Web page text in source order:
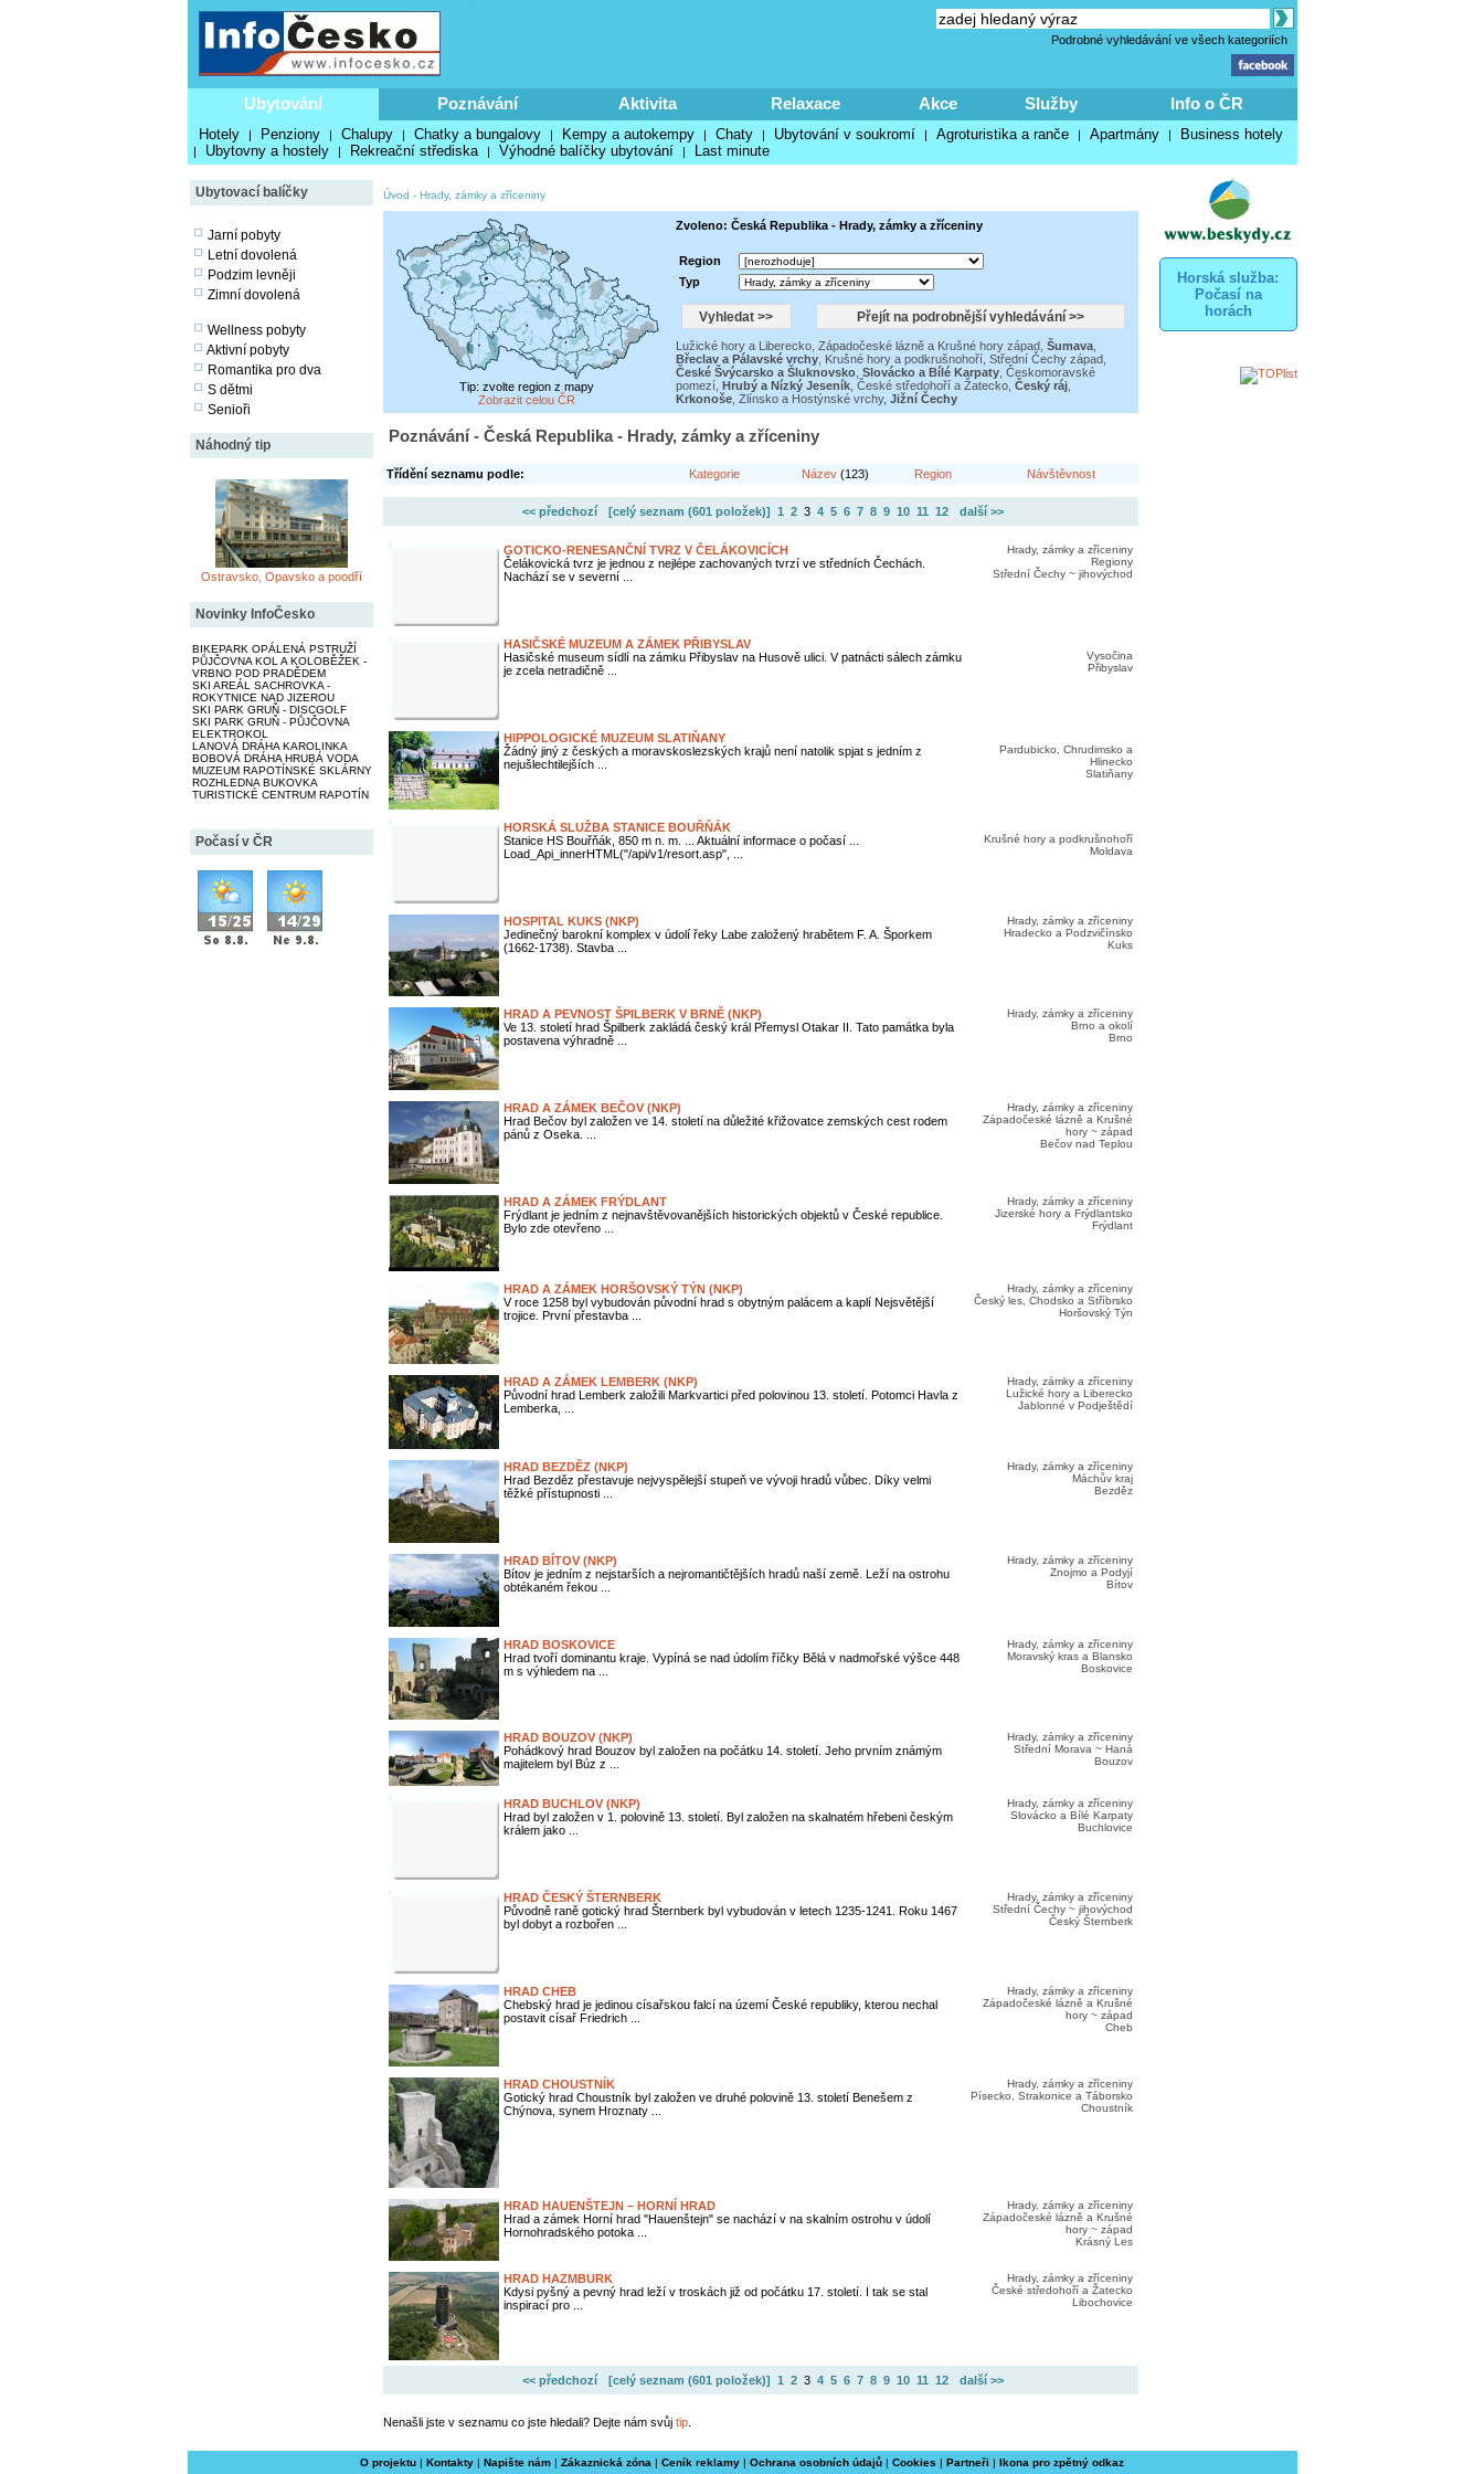
Podrobné vyhledávání ve všech kategoriích
Ubytování Poznávání Aktivita Relaxace Akce Služby Info o ČR
Hotely | Penziony | Chalupy | Chatky a bungalovy | Kempy a autokempy | Chaty | Ubytování v soukromí | Agroturistika a ranče | Apartmány | Business hotely
| Ubytovny a hostely | Rekreační střediska | Výhodné balíčky ubytování | Last minute
Ubytovací balíčky
Jarní pobyty
Letní dovolená
Podzim levněji
Zimní dovolená
Wellness pobyty
Aktivní pobyty
Romantika pro dva
S dětmi
Senioři
Náhodný tip
Ostravsko, Opavsko a poodří
Novinky InfoČesko
BIKEPARK OPÁLENÁ PSTRUŽÍ
PŮJČOVNA KOL A KOLOBĚŽEK -
VRBNO POD PRADĚDEM
SKI AREÁL SACHROVKA -
ROKYTNICE NAD JIZEROU
SKI PARK GRUŇ - DISCGOLF
SKI PARK GRUŇ - PŮJČOVNA
ELEKTROKOL
LANOVÁ DRÁHA KAROLINKA
BOBOVÁ DRÁHA HRUBÁ VODA
MUZEUM RAPOTÍNSKÉ SKLÁRNY
ROZHLEDNA BUKOVKA
TURISTICKÉ CENTRUM RAPOTÍN
Počasí v ČR
Horská služba:
Počasí na
horách
Úvod - Hrady, zámky a zříceniny
Tip: zvolte region z mapy
Zobrazit celou ČR
Zvoleno: Česká Republika - Hrady, zámky a zříceniny
Region
Typ
Lužické hory a Liberecko, Západočeské lázně a Krušné hory západ, Šumava,
Břeclav a Pálavské vrchy, Krušné hory a podkrušnohoří, Střední Čechy západ,
České Švýcarsko a Šluknovsko, Slovácko a Bílé Karpaty, Českomoravské
pomezí, Hrubý a Nízký Jeseník, České středohoří a Žatecko, Český ráj,
Krkonoše, Zlínsko a Hostýnské vrchy, Jižní Čechy
Poznávání - Česká Republika - Hrady, zámky a zříceniny
Třídění seznamu podle: Kategorie Název(123) Region Návštěvnost
<< předchozí [celý seznam (601 položek)] 1 23 4 5 6 7 8 9 10 11 12 další >>
GOTICKO-RENESANČNÍ TVRZ V ČELÁKOVICÍCH
Čelákovická tvrz je jednou z nejlépe zachovaných tvrzí ve středních Čechách.
Nachází se v severní ...
Hrady, zámky a zříceniny
Regiony
Střední Čechy ~ jihovýchod
HASIČSKÉ MUZEUM A ZÁMEK PŘIBYSLAV
Hasičské museum sídlí na zámku Přibyslav na Husově ulici. V patnácti sálech zámku
je zcela netradičně ...
Vysočina
Přibyslav
HIPPOLOGICKÉ MUZEUM SLATIŇANY
Žádný jiný z českých a moravskoslezských krajů není natolik spjat s jedním z
nejušlechtilejších ...
Pardubicko, Chrudimsko a
Hlinecko
Slatiňany
HORSKÁ SLUŽBA STANICE BOUŘŇÁK
Stanice HS Bouřňák, 850 m n. m. ... Aktuální informace o počasí ...
Load_Api_innerHTML("/api/v1/resort.asp", ...
Krušné hory a podkrušnohoří
Moldava
HOSPITAL KUKS (NKP)
Jedinečný barokní komplex v údolí řeky Labe založený hrabětem F. A. Šporkem
(1662-1738). Stavba ...
Hrady, zámky a zříceniny
Hradecko a Podzvičínsko
Kuks
HRAD A PEVNOST ŠPILBERK V BRNĚ (NKP)
Ve 13. století hrad Špilberk zakládá český král Přemysl Otakar II. Tato památka byla
postavena výhradně ...
Hrady, zámky a zříceniny
Brno a okolí
Brno
HRAD A ZÁMEK BEČOV (NKP)
Hrad Bečov byl založen ve 14. století na důležité křižovatce zemských cest rodem
pánů z Oseka. ...
Hrady, zámky a zříceniny
Západočeské lázně a Krušné
hory ~ západ
Bečov nad Teplou
HRAD A ZÁMEK FRÝDLANT
Frýdlant je jedním z nejnavštěvovanějších historických objektů v České republice.
Bylo zde otevřeno ...
Hrady, zámky a zříceniny
Jizerské hory a Frýdlantsko
Frýdlant
HRAD A ZÁMEK HORŠOVSKÝ TÝN (NKP)
V roce 1258 byl vybudován původní hrad s obytným palácem a kaplí Nejsvětější
trojice. První přestavba ...
Hrady, zámky a zříceniny
Český les, Chodsko a Stříbrsko
Horšovský Týn
HRAD A ZÁMEK LEMBERK (NKP)
Původní hrad Lemberk založili Markvartici před polovinou 13. století. Potomci Havla z
Lemberka, ...
Hrady, zámky a zříceniny
Lužické hory a Liberecko
Jablonné v Podještědí
HRAD BEZDĚZ (NKP)
Hrad Bezděz přestavuje nejvyspělejší stupeň ve vývoji hradů vůbec. Díky velmi
těžké přístupnosti ...
Hrady, zámky a zříceniny
Máchův kraj
Bezděz
HRAD BÍTOV (NKP)
Bítov je jedním z nejstarších a nejromantičtějších hradů naší země. Leží na ostrohu
obtékaném řekou ...
Hrady, zámky a zříceniny
Znojmo a Podyjí
Bítov
HRAD BOSKOVICE
Hrad tvoří dominantu kraje. Vypíná se nad údolím říčky Bělá v nadmořské výšce 448
m s výhledem na ...
Hrady, zámky a zříceniny
Moravský kras a Blansko
Boskovice
HRAD BOUZOV (NKP)
Pohádkový hrad Bouzov byl založen na počátku 14. století. Jeho prvním známým
majitelem byl Búz z ...
Hrady, zámky a zříceniny
Střední Morava ~ Haná
Bouzov
HRAD BUCHLOV (NKP)
Hrad byl založen v 1. polovině 13. století. Byl založen na skalnatém hřebeni českým
králem jako ...
Hrady, zámky a zříceniny
Slovácko a Bílé Karpaty
Buchlovice
HRAD ČESKÝ ŠTERNBERK
Původně raně gotický hrad Šternberk byl vybudován v letech 1235-1241. Roku 1467
byl dobyt a rozbořen ...
Hrady, zámky a zříceniny
Střední Čechy ~ jihovýchod
Český Šternberk
HRAD CHEB
Chebský hrad je jedinou císařskou falcí na území České republiky, kterou nechal
postavit císař Friedrich ...
Hrady, zámky a zříceniny
Západočeské lázně a Krušné
hory ~ západ
Cheb
HRAD CHOUSTNÍK
Gotický hrad Choustník byl založen ve druhé polovině 13. století Benešem z
Chýnova, synem Hroznaty ...
Hrady, zámky a zříceniny
Písecko, Strakonice a Táborsko
Choustník
HRAD HAUENŠTEJN – HORNÍ HRAD
Hrad a zámek Horní hrad "Hauenštejn" se nachází v na skalním ostrohu v údolí
Hornohradského potoka ...
Hrady, zámky a zříceniny
Západočeské lázně a Krušné
hory ~ západ
Krásný Les
HRAD HAZMBURK
Kdysi pyšný a pevný hrad leží v troskách již od počátku 17. století. I tak se stal
inspirací pro ...
Hrady, zámky a zříceniny
České středohoří a Žatecko
Libochovice
<< předchozí [celý seznam (601 položek)] 1 23 4 5 6 7 8 9 10 11 12 další >>
Nenašli jste v seznamu co jste hledali? Dejte nám svůj tip.
O projektu | Kontakty | Napište nám | Zákaznická zóna | Ceník reklamy | Ochrana osobních údajů | Cookies | Partneři | Ikona pro zpětný odkaz